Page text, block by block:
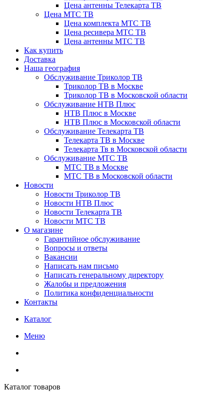
Цена антенны Телекарта ТВ
Цена МТС ТВ
Цена комплекта МТС ТВ
Цена ресивера МТС ТВ
Цена антенны МТС ТВ
Как купить
Доставка
Наша география
Обслуживание Триколор ТВ
Триколор ТВ в Москве
Триколор ТВ в Московской области
Обслуживание НТВ Плюс
НТВ Плюс в Москве
НТВ Плюс в Московской области
Обслуживание Телекарта ТВ
Телекарта ТВ в Москве
Телекарта Тв в Московской области
Обслуживание МТС ТВ
МТС ТВ в Москве
МТС ТВ в Московской области
Новости
Новости Триколор ТВ
Новости НТВ Плюс
Новости Телекарта ТВ
Новости МТС ТВ
О магазине
Гарантийное обслуживание
Вопросы и ответы
Вакансии
Написать нам письмо
Написать генеральному директору
Жалобы и предложения
Политика конфиденциальности
Контакты
Каталог
Меню
Каталог товаров